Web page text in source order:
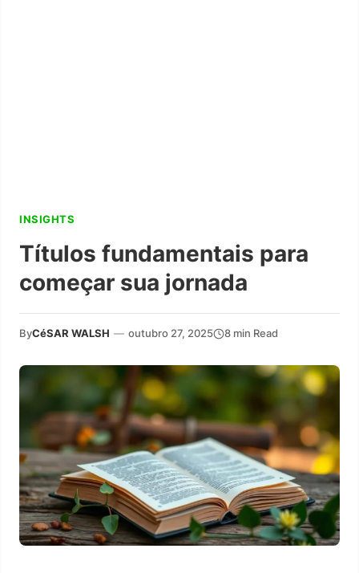
INSIGHTS
Títulos fundamentais para
começar sua jornada
ByCéSAR WALSH — outubro 27, 2025 8 min Read